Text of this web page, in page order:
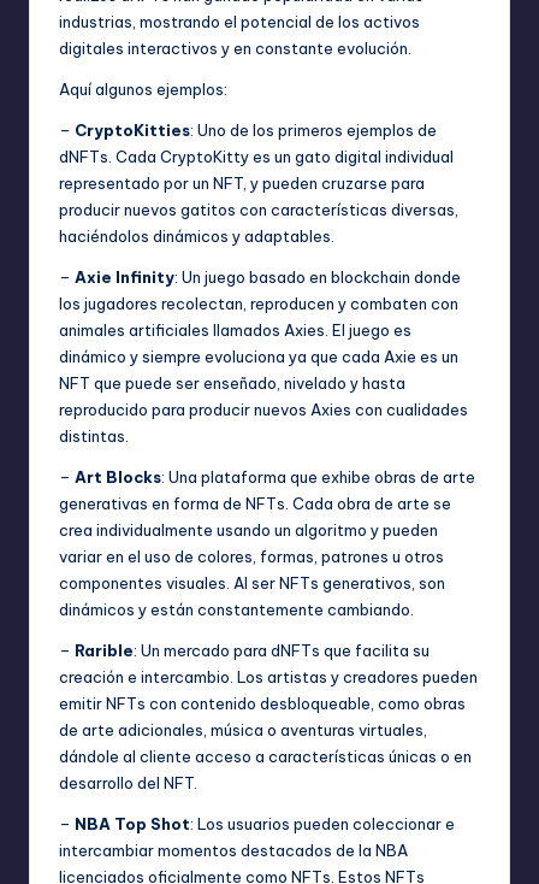
industrias, mostrando el potencial de los activos
digitales interactivos y en constante evolución.
Aquí algunos ejemplos:
– CryptoKitties: Uno de los primeros ejemplos de
dNFTs. Cada CryptoKitty es un gato digital individual
representado por un NFT, y pueden cruzarse para
producir nuevos gatitos con características diversas,
haciéndolos dinámicos y adaptables.
– Axie Infinity: Un juego basado en blockchain donde
los jugadores recolectan, reproducen y combaten con
animales artificiales llamados Axies. El juego es
dinámico y siempre evoluciona ya que cada Axie es un
NFT que puede ser enseñado, nivelado y hasta
reproducido para producir nuevos Axies con cualidades
distintas.
– Art Blocks: Una plataforma que exhibe obras de arte
generativas en forma de NFTs. Cada obra de arte se
crea individualmente usando un algoritmo y pueden
variar en el uso de colores, formas, patrones u otros
componentes visuales. Al ser NFTs generativos, son
dinámicos y están constantemente cambiando.
– Rarible: Un mercado para dNFTs que facilita su
creación e intercambio. Los artistas y creadores pueden
emitir NFTs con contenido desbloqueable, como obras
de arte adicionales, música o aventuras virtuales,
dándole al cliente acceso a características únicas o en
desarrollo del NFT.
– NBA Top Shot: Los usuarios pueden coleccionar e
intercambiar momentos destacados de la NBA
licenciados oficialmente como NFTs. Estos NFTs